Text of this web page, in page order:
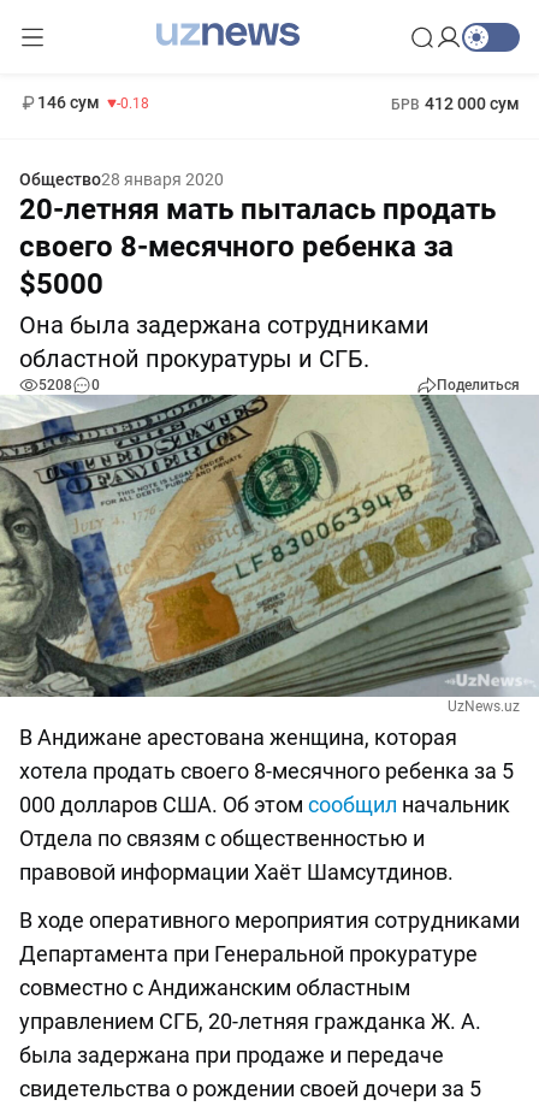
146 сум -0.18 БРВ 412 000 сум
Общество28 января 2020
20-летняя мать пыталась продать
своего 8-месячного ребенка за
$5000
Она была задержана сотрудниками
областной прокуратуры и СГБ.
5208 0 Поделиться
UzNews.uz
В Андижане арестована женщина, которая
хотела продать своего 8-месячного ребенка за 5
000 долларов США. Об этом сообщил начальник
Отдела по связям с общественностью и
правовой информации Хаёт Шамсутдинов.
В ходе оперативного мероприятия сотрудниками
Департамента при Генеральной прокуратуре
совместно с Андижанским областным
управлением СГБ, 20-летняя гражданка Ж. А.
была задержана при продаже и передаче
свидетельства о рождении своей дочери за 5